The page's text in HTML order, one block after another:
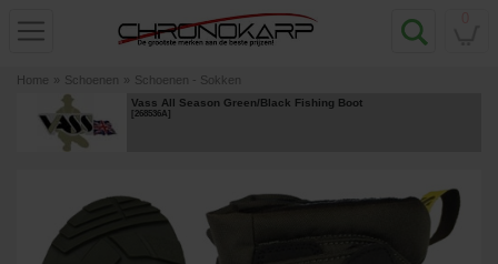
Home » Schoenen » Schoenen - Sokken
Vass All Season Green/Black Fishing Boot
[268536A]